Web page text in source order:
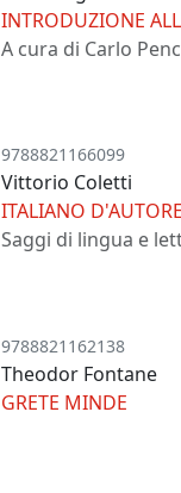
INTRODUZIONE
A cura di Carlo
9788821166099
Vittorio Coletti
ITALIANO D'AUTORE
Saggi di lingua e
9788821162138
Theodor Fontane
GRETE MINDE